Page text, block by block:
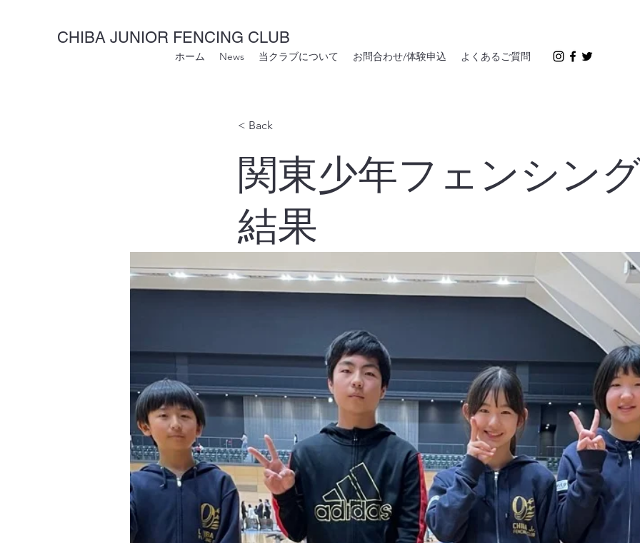
CHIBA JUNIOR FENCING CLUB
ホーム News 当クラブについて お問合わせ/体験申込 よくあるご質問
< Back
関東少年フェンシン
結果